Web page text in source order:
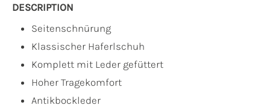
DESCRIPTION
Seitenschnürung
Klassischer Haferlschuh
Komplett mit Leder gefüttert
Hoher Tragekomfort
Antikbockleder